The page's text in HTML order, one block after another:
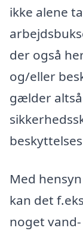
ikke alene
der også
og/eller
gælder
Med
kan det
noget